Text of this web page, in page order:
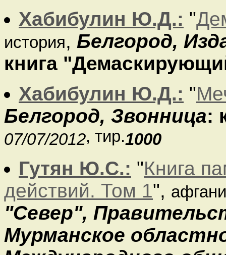
Хабибулин Ю.Д.: "
история, Белгород,
книга
Хабибулин Ю.Д.: "
Белгород, Звонница:
07/07/2012, тир.1000
Гутян Ю.С.: "Книга
действий. Том 1",
"Север",
Мурманское